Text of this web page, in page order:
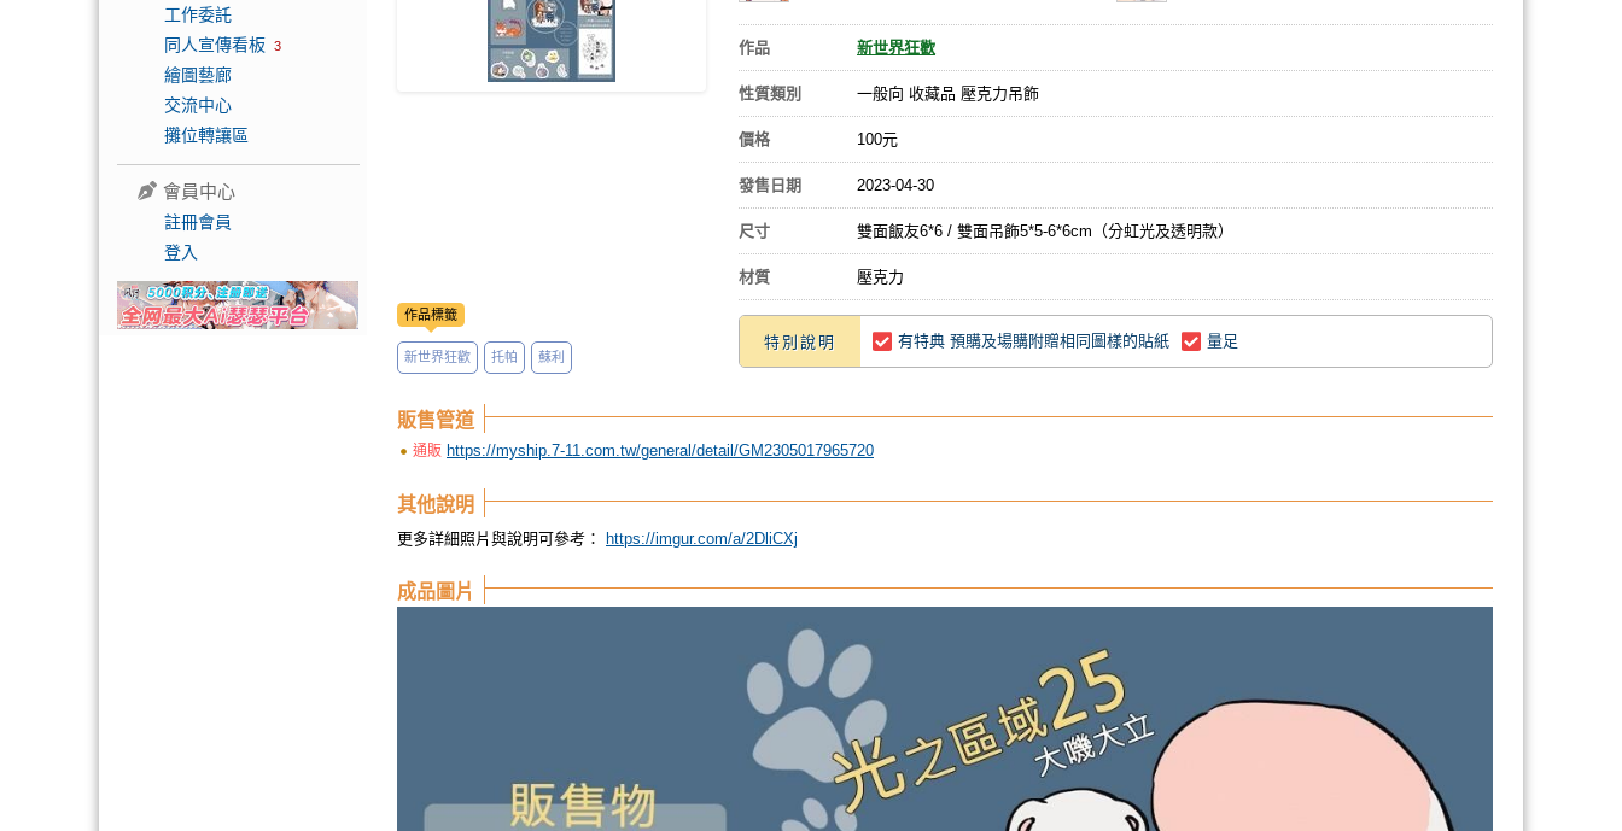
工作委託
同人宣傳看板 3
繪圖藝廊
交流中心
攤位轉讓區
會員中心
註冊會員
登入
作品標籤
新世界狂歡 托帕 蘇利
作品 新世界狂歡
性質類別 一般向 收藏品 壓克力吊飾
價格 100元
發售日期 2023-04-30
尺寸 雙面飯友6*6 / 雙面吊飾5*5-6*6cm（分虹光及透明款）
材質 壓克力
特別說明 有特典 預購及場購附贈相同圖樣的貼紙 量足
販售管道
通販 https://myship.7-11.com.tw/general/detail/GM2305017965720
其他說明
更多詳細照片與說明可參考： https://imgur.com/a/2DliCXj
成品圖片